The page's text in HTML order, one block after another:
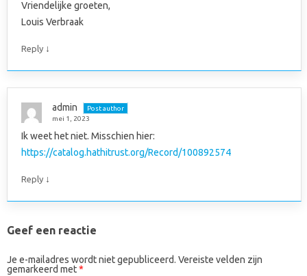
Vriendelijke groeten,
Louis Verbraak
Reply ↓
admin
Post author
mei 1, 2023
Ik weet het niet. Misschien hier:
https://catalog.hathitrust.org/Record/100892574
Reply ↓
Geef een reactie
Je e-mailadres wordt niet gepubliceerd. Vereiste velden zijn
gemarkeerd met*